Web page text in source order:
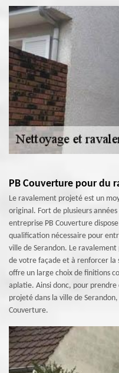
PB Couverture pour du
Le ravalement projeté est un
original. Fort de plusieurs
entreprise PB Couverture
qualification nécessaire pour
ville de Serandon. Le
de votre façade et à renforcer la
offre un large choix de finitions
aplatie. Ainsi donc, pour
projeté dans la ville de
Couverture.